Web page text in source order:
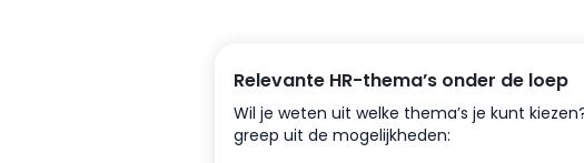
Relevante HR-thema’s onder de loep
Wil je weten uit welke thema’s je kunt
greep uit de mogelijkheden: